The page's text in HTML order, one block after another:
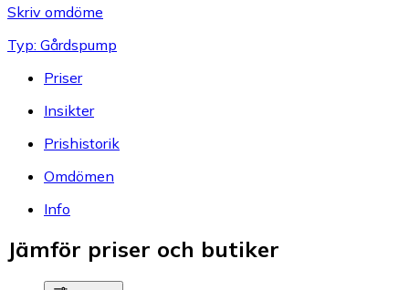
Skriv omdöme
Typ: Gårdspump
Priser
Insikter
Prishistorik
Omdömen
Info
Jämför priser och butiker